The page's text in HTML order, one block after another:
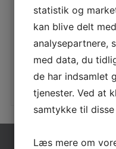
1RU
statistik og
kan blive delt
analysepartnere,
med data, du
de har indsamlet
tjenester. Ved at
samtykke til
Læs mere om